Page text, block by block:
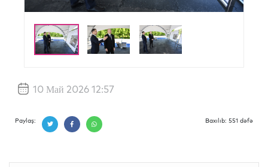
10 Май 2026 12:57
Paylaş: Baxılıb: 551 dəfə